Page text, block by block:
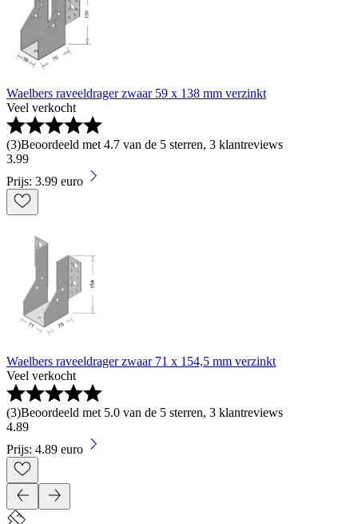
Waelbers raveeldrager zwaar 59 x 138 mm verzinkt
Veel verkocht
(3)Beoordeeld met 4.7 van de 5 sterren, 3 klantreviews
3.99
Prijs: 3.99 euro
Waelbers raveeldrager zwaar 71 x 154,5 mm verzinkt
Veel verkocht
(3)Beoordeeld met 5.0 van de 5 sterren, 3 klantreviews
4.89
Prijs: 4.89 euro